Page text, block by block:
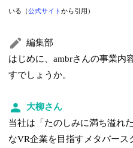
いる（公式サイトから引用）
編集部
はじめに、ambrさんの事業内
すでしょうか。
大柳さん
当社は「たのしみに満ち溢れ
なVR企業を目指すメタバー